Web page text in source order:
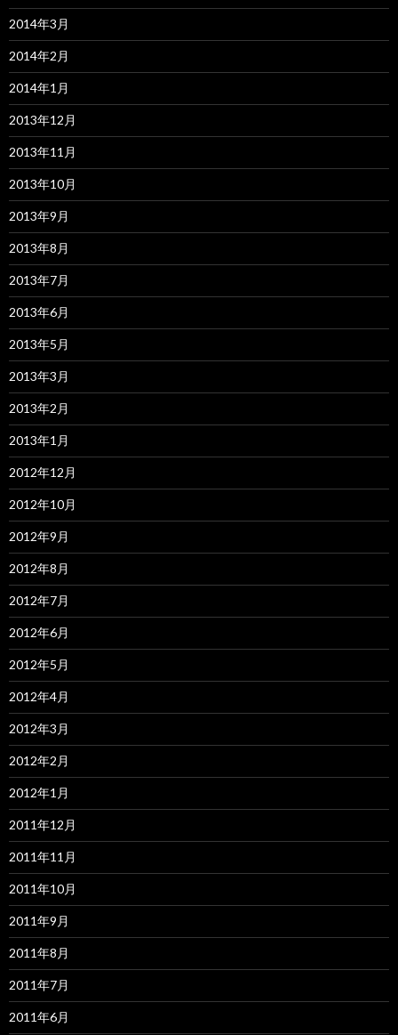
2014年3月
2014年2月
2014年1月
2013年12月
2013年11月
2013年10月
2013年9月
2013年8月
2013年7月
2013年6月
2013年5月
2013年3月
2013年2月
2013年1月
2012年12月
2012年10月
2012年9月
2012年8月
2012年7月
2012年6月
2012年5月
2012年4月
2012年3月
2012年2月
2012年1月
2011年12月
2011年11月
2011年10月
2011年9月
2011年8月
2011年7月
2011年6月